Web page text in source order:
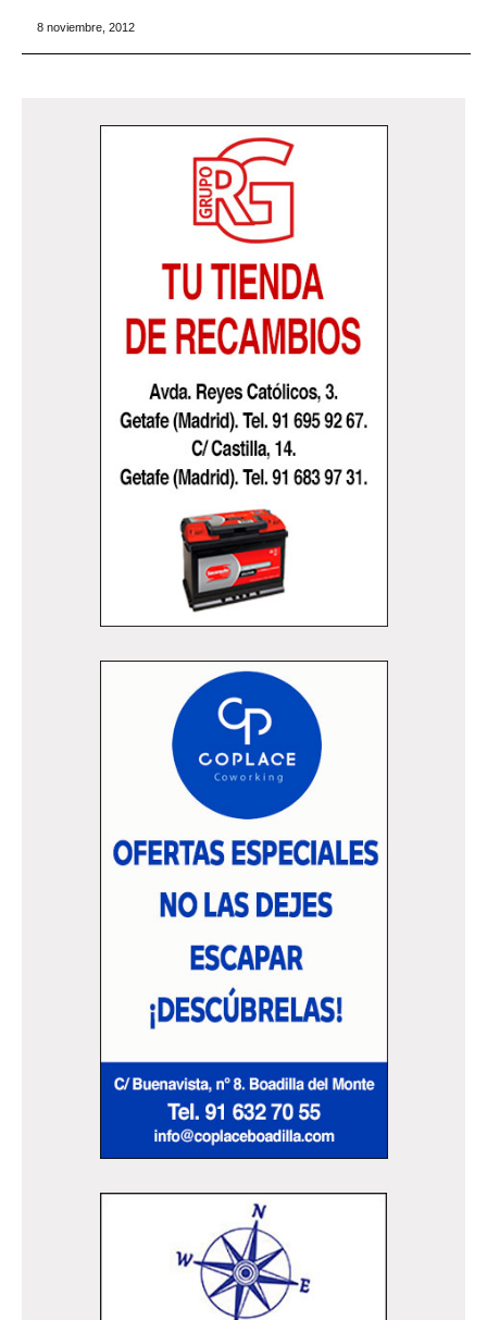
8 noviembre, 2012